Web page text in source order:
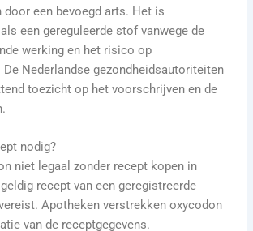
door een bevoegd arts. Het is
een gereguleerde stof vanwege de
werking en het risico op
Nederlandse gezondheidsautoriteiten
toezicht op het voorschrijven en de
nodig?
niet legaal zonder recept kopen in
recept van een geregistreerde
Apotheken verstrekken oxycodon
van de receptgegevens.